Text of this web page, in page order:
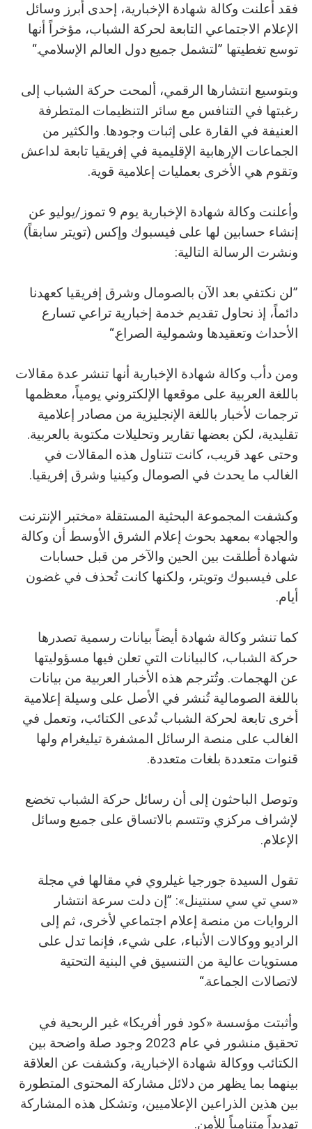
فقد أعلنت وكالة شهادة الإخبارية، إحدى أبرز وسائل
الإعلام الاجتماعي التابعة لحركة الشباب، مؤخراً أنها
توسع تغطيتها ”لتشمل جميع دول العالم الإسلامي.“
وبتوسيع انتشارها الرقمي، ألمحت حركة الشباب إلى
رغبتها في التنافس مع سائر التنظيمات المتطرفة
العنيفة في القارة على إثبات وجودها. والكثير من
الجماعات الإرهابية الإقليمية في إفريقيا تابعة لداعش
وتقوم هي الأخرى بعمليات إعلامية قوية.
وأعلنت وكالة شهادة الإخبارية يوم 9 تموز/يوليو عن
إنشاء حسابين لها على فيسبوك وإكس (تويتر سابقاً)
ونشرت الرسالة التالية:
”لن نكتفي بعد الآن بالصومال وشرق إفريقيا كعهدنا
دائماً، إذ نحاول تقديم خدمة إخبارية تراعي تسارع
الأحداث وتعقيدها وشمولية الصراع.“
ومن دأب وكالة شهادة الإخبارية أنها تنشر عدة مقالات
باللغة العربية على موقعها الإلكتروني يومياً، معظمها
ترجمات لأخبار باللغة الإنجليزية من مصادر إعلامية
تقليدية، لكن بعضها تقارير وتحليلات مكتوبة بالعربية.
وحتى عهد قريب، كانت تتناول هذه المقالات في
الغالب ما يحدث في الصومال وكينيا وشرق إفريقيا.
وكشفت المجموعة البحثية المستقلة «مختبر الإنترنت
والجهاد» بمعهد بحوث إعلام الشرق الأوسط أن وكالة
شهادة أطلقت بين الحين والآخر من قبل حسابات
على فيسبوك وتويتر، ولكنها كانت تُحذف في غضون
أيام.
كما تنشر وكالة شهادة أيضاً بيانات رسمية تصدرها
حركة الشباب، كالبيانات التي تعلن فيها مسؤوليتها
عن الهجمات. وتُترجم هذه الأخبار العربية من بيانات
باللغة الصومالية تُنشر في الأصل على وسيلة إعلامية
أخرى تابعة لحركة الشباب تُدعى الكتائب، وتعمل في
الغالب على منصة الرسائل المشفرة تيليغرام ولها
قنوات متعددة بلغات متعددة.
وتوصل الباحثون إلى أن رسائل حركة الشباب تخضع
لإشراف مركزي وتتسم بالاتساق على جميع وسائل
الإعلام.
تقول السيدة جورجيا غيلروي في مقالها في مجلة
«سي تي سي سنتينل»: ”إن دلت سرعة انتشار
الروايات من منصة إعلام اجتماعي لأخرى، ثم إلى
الراديو ووكالات الأنباء، على شيء، فإنما تدل على
مستويات عالية من التنسيق في البنية التحتية
لاتصالات الجماعة.“
وأثبتت مؤسسة «كود فور أفريكا» غير الربحية في
تحقيق منشور في عام 2023 وجود صلة واضحة بين
الكتائب ووكالة شهادة الإخبارية، وكشفت عن العلاقة
بينهما بما يظهر من دلائل مشاركة المحتوى المتطورة
بين هذين الذراعين الإعلاميين، وتشكل هذه المشاركة
تهديداً متنامياً للأمن.